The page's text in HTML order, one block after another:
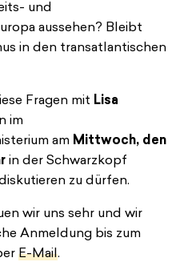
und
aussehen? Bleibt
in den transatlantischen
Fragen mit Lisa
im
am Mittwoch, den
in der Schwarzkopf
zu dürfen.
wir uns sehr und wir
Anmeldung bis zum
E-Mail.